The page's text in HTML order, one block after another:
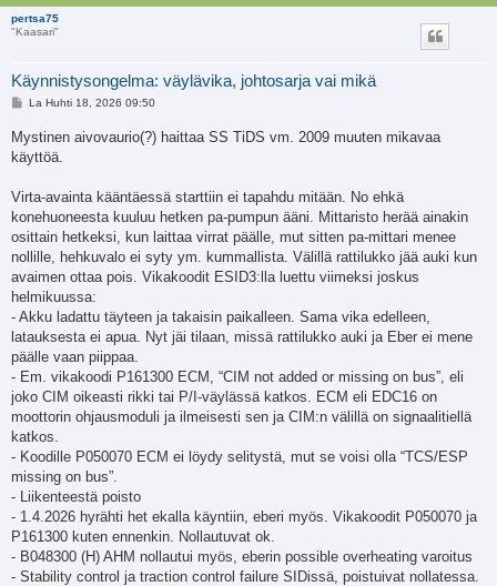
pertsa75
"Kaasari"
Käynnistysongelma: väylävika, johtosarja vai mikä
V
s
t
La Huhti 18, 2026 09:50
Mystinen aivovaurio(?) haittaa SS TiDS vm. 2009 muuten mikavaa
käyttöä.
Virta-avainta kääntäessä starttiin ei tapahdu mitään. No ehkä
konehuoneesta kuuluu hetken pa-pumpun ääni. Mittaristo herää ainakin
osittain hetkeksi, kun laittaa virrat päälle, mut sitten pa-mittari menee
nollille, hehkuvalo ei syty ym. kummallista. Välillä rattilukko jää auki kun
avaimen ottaa pois. Vikakoodit ESID3:lla luettu viimeksi joskus
helmikuussa:
- Akku ladattu täyteen ja takaisin paikalleen. Sama vika edelleen,
latauksesta ei apua. Nyt jäi tilaan, missä rattilukko auki ja Eber ei mene
päälle vaan piippaa.
- Em. vikakoodi P161300 ECM, “CIM not added or missing on bus”, eli
joko CIM oikeasti rikki tai P/I-väylässä katkos. ECM eli EDC16 on
moottorin ohjausmoduli ja ilmeisesti sen ja CIM:n välillä on signaalitiellä
katkos.
- Koodille P050070 ECM ei löydy selitystä, mut se voisi olla “TCS/ESP
missing on bus”.
- Liikenteestä poisto
- 1.4.2026 hyrähti het ekalla käyntiin, eberi myös. Vikakoodit P050070 ja
P161300 kuten ennenkin. Nollautuvat ok.
- B048300 (H) AHM nollautui myös, eberin possible overheating varoitus
- Stability control ja traction control failure SIDissä, poistuivat nollatessa.